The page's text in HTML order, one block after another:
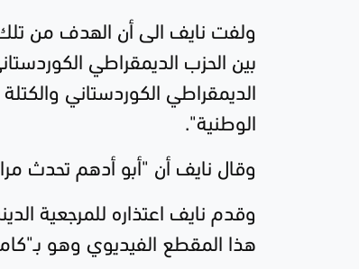
ولفت نايف الى أن الهدف من
بين الحزب الديمقراطي
الديمقراطي الكوردستاني
الوطنية".
وقال نايف أن "أبو أدهم تحدث
وقدم نايف اعتذاره للمرجعية
هذا المقطع الفيديوي وهو